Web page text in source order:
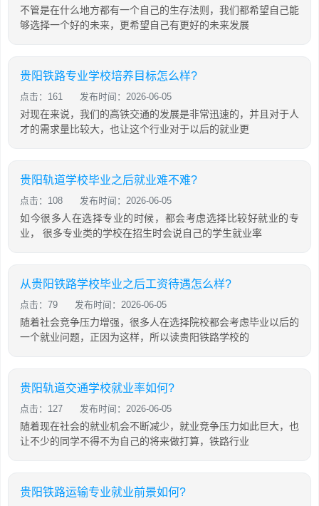
不管是在什么地方都有一个自己的生存法则，我们都希望自己能
够选择一个好的未来，更希望自己有更好的未来发展
贵阳铁路专业学校培养目标怎么样?
点击：161 发布时间：2026-06-05
对现在来说，我们的高铁交通的发展是非常迅速的，并且对于人
才的需求量比较大，也让这个行业对于以后的就业更
贵阳轨道学校毕业之后就业难不难?
点击：108 发布时间：2026-06-05
如今很多人在选择专业的时候，都会考虑选择比较好就业的专
业， 很多专业类的学校在招生时会说自己的学生就业率
从贵阳铁路学校毕业之后工资待遇怎么样?
点击：79 发布时间：2026-06-05
随着社会竞争压力增强，很多人在选择院校都会考虑毕业以后的
一个就业问题，正因为这样，所以读贵阳铁路学校的
贵阳轨道交通学校就业率如何?
点击：127 发布时间：2026-06-05
随着现在社会的就业机会不断减少，就业竞争压力如此巨大，也
让不少的同学不得不为自己的将来做打算，铁路行业
贵阳铁路运输专业就业前景如何?